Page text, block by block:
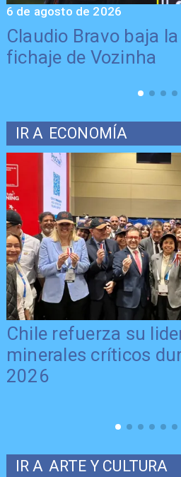
Claudio Bravo baja
fichaje de Vozinha
6 de agosto de 2026
IR A ECONOMÍA
Chile refuerza su
minerales críticos
2026
IR A ARTE Y CULTURA